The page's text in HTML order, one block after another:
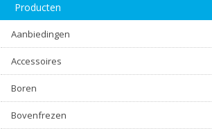
Producten
Aanbiedingen
Accessoires
Boren
Bovenfrezen